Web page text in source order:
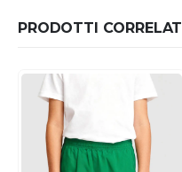
PRODOTTI CORRELATI